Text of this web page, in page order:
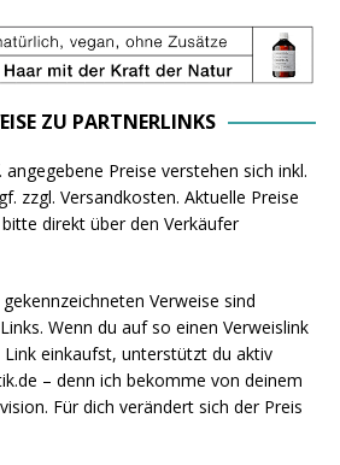
ZU PARTNERLINKS
Preise verstehen sich inkl.
zzgl. Versandkosten. Aktuelle Preise
direkt über den Verkäufer
Verweise sind
Wenn du auf so einen Verweislink
einkaufst, unterstützt du aktiv
– denn ich bekomme von deinem
Für dich verändert sich der Preis